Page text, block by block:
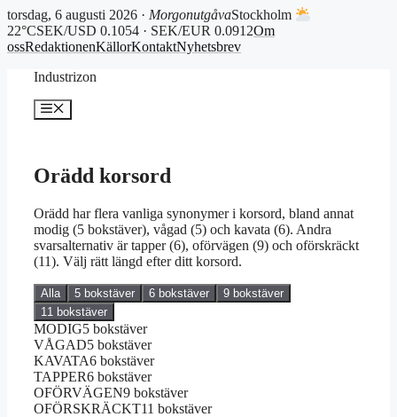
torsdag, 6 augusti 2026 · MorgonutgåvaStockholm
22°CSEK/USD 0.1054 · SEK/EUR 0.0912Om
ossRedaktionenKällorKontaktNyhetsbrev
Industrizon
Meny
Orädd korsord
Orädd har flera vanliga synonymer i korsord, bland annat
modig (5 bokstäver), vågad (5) och kavata (6). Andra
svarsalternativ är tapper (6), oförvägen (9) och oförskräckt
(11). Välj rätt längd efter ditt korsord.
Alla 5 bokstäver 6 bokstäver
9 bokstäver
11 bokstäver
MODIG5 bokstäver
VÅGAD5 bokstäver
KAVATA6 bokstäver
TAPPER6 bokstäver
OFÖRVÄGEN9 bokstäver
OFÖRSKRÄCKT11 bokstäver